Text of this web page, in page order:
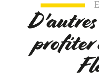
profiter